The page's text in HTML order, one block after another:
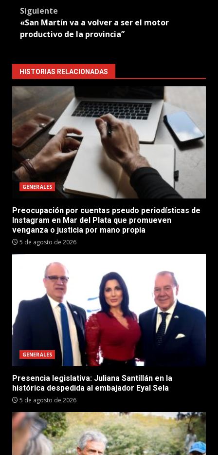
Siguiente
«San Martín va a volver a ser el motor
productivo de la provincia”
HISTORIAS RELACIONADAS
GENERALES
Preocupación por cuentas pseudo periodísticas de
Instagram en Mar del Plata que promueven
venganza o justicia por mano propia
5 de agosto de 2026
GENERALES
Presencia legislativa: Juliana Santillán en la
histórica despedida al embajador Eyal Sela
5 de agosto de 2026